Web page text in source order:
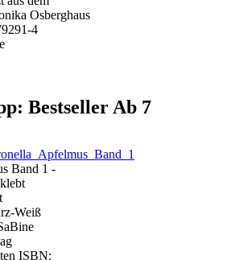
Osberghaus
4
Bestseller Ab 7
Band 1 -
Weiß
ISBN: